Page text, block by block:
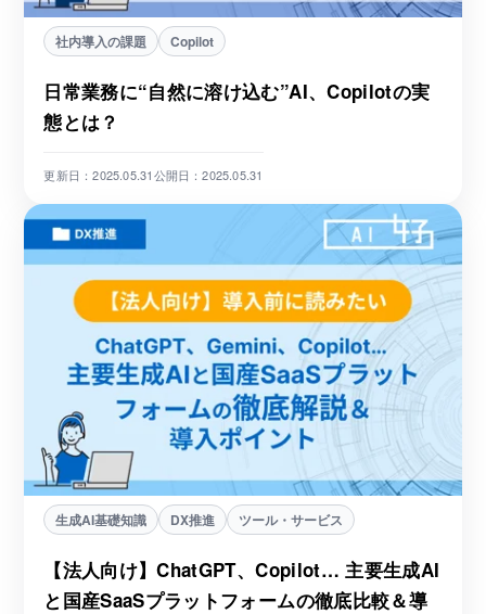
社内導入の課題 Copilot
日常業務に“自然に溶け込む”AI、Copilotの実
態とは？
更新日：2025.05.31公開日：2025.05.31
生成AI基礎知識 DX推進 ツール・サービス
【法人向け】ChatGPT、Copilot… 主要生成AI
と国産SaaSプラットフォームの徹底比較＆導